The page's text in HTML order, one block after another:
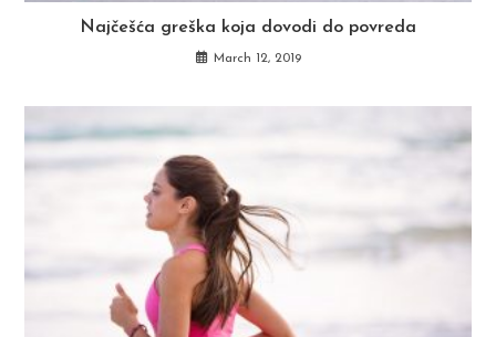
Najčešća greška koja dovodi do povreda
March 12, 2019